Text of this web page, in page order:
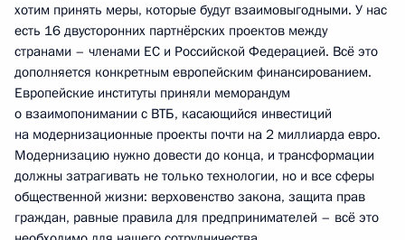
хотим принять меры, которые будут взаимовыгодными. У нас
есть 16 двусторонних партнёрских проектов между
странами – членами ЕС и Российской Федерацией. Всё это
дополняется конкретным европейским финансированием.
Европейские институты приняли меморандум
о взаимопонимании с ВТБ, касающийся инвестиций
на модернизационные проекты почти на 2 миллиарда евро.
Модернизацию нужно довести до конца, и трансформации
должны затрагивать не только технологии, но и все сферы
общественной жизни: верховенство закона, защита прав
граждан, равные правила для предпринимателей – всё это